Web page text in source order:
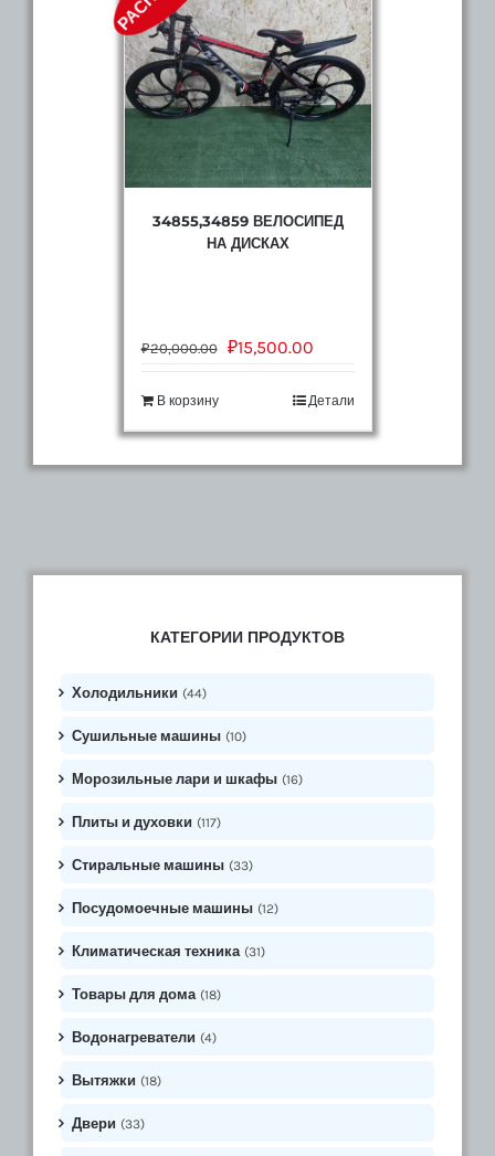
34855,34859 ВЕЛОСИПЕД
НА ДИСКАХ
₽20,000.00 ₽15,500.00
В корзину Детали
КАТЕГОРИИ ПРОДУКТОВ
Холодильники (44)
Сушильные машины (10)
Морозильные лари и шкафы (16)
Плиты и духовки (117)
Стиральные машины (33)
Посудомоечные машины (12)
Климатическая техника (31)
Товары для дома (18)
Водонагреватели (4)
Вытяжки (18)
Двери (33)